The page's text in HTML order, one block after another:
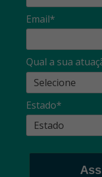
Email*
Qual a sua
Estado*